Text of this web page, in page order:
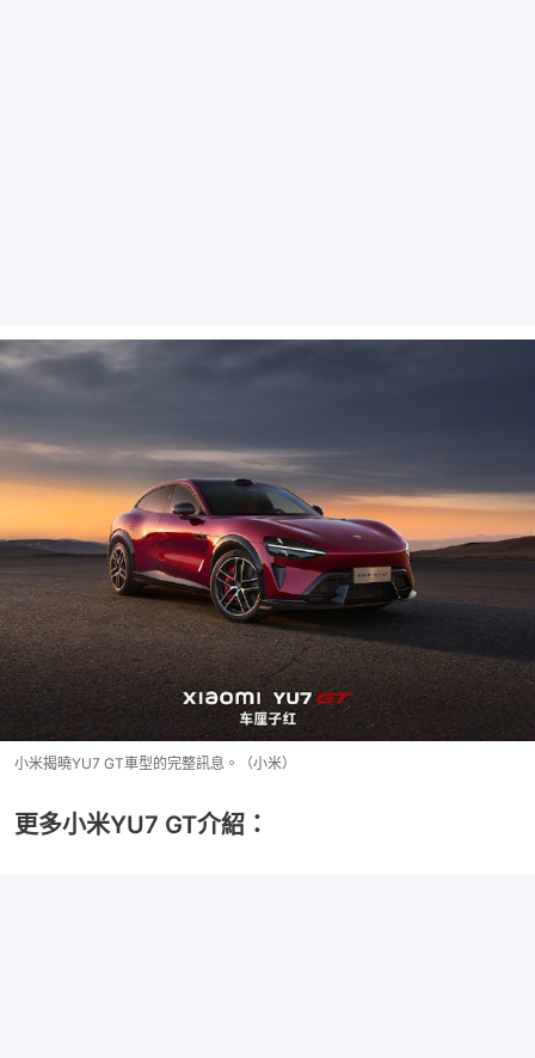
小米揭曉YU7 GT車型的完整訊息。（小米）
更多小米YU7 GT介紹：